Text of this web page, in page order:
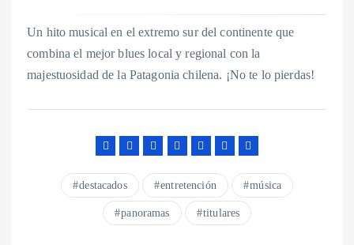
Un hito musical en el extremo sur del continente que
combina el mejor blues local y regional con la
majestuosidad de la Patagonia chilena. ¡No te lo pierdas!
destacados entretención música
panoramas titulares